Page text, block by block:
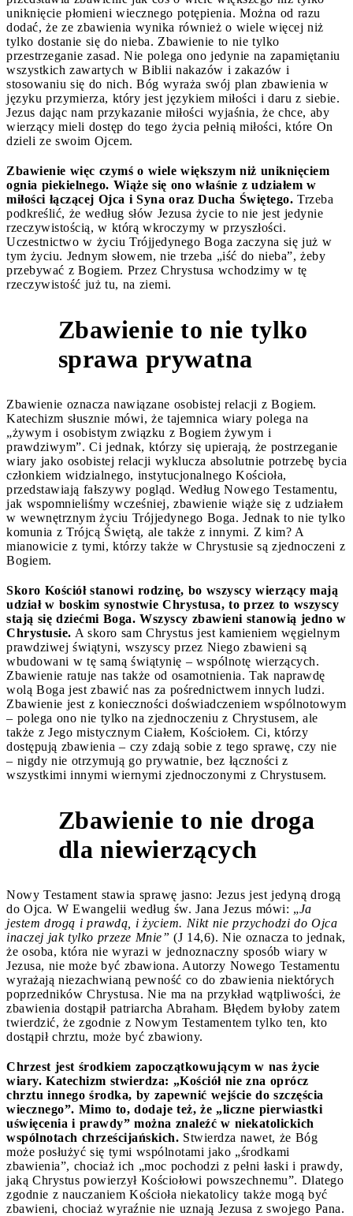
uniknięcie płomieni wiecznego potępienia. Można od razu
dodać, że ze zbawienia wynika również o wiele więcej niż
tylko dostanie się do nieba. Zbawienie to nie tylko
przestrzeganie zasad. Nie polega ono jedynie na zapamiętaniu
wszystkich zawartych w Biblii nakazów i zakazów i
stosowaniu się do nich. Bóg wyraża swój plan zbawienia w
języku przymierza, który jest językiem miłości i daru z siebie.
Jezus dając nam przykazanie miłości wyjaśnia, że chce, aby
wierzący mieli dostęp do tego życia pełnią miłości, które On
dzieli ze swoim Ojcem.
Zbawienie więc czymś o wiele większym niż uniknięciem
ognia piekielnego. Wiąże się ono właśnie z udziałem w
miłości łączącej Ojca i Syna oraz Ducha Świętego. Trzeba
podkreślić, że według słów Jezusa życie to nie jest jedynie
rzeczywistością, w którą wkroczymy w przyszłości.
Uczestnictwo w życiu Trójjedynego Boga zaczyna się już w
tym życiu. Jednym słowem, nie trzeba „iść do nieba”, żeby
przebywać z Bogiem. Przez Chrystusa wchodzimy w tę
rzeczywistość już tu, na ziemi.
Zbawienie to nie tylko
sprawa prywatna
Zbawienie oznacza nawiązane osobistej relacji z Bogiem.
Katechizm słusznie mówi, że tajemnica wiary polega na
„żywym i osobistym związku z Bogiem żywym i
prawdziwym”. Ci jednak, którzy się upierają, że postrzeganie
wiary jako osobistej relacji wyklucza absolutnie potrzebę bycia
członkiem widzialnego, instytucjonalnego Kościoła,
przedstawiają fałszywy pogląd. Według Nowego Testamentu,
jak wspomnieliśmy wcześniej, zbawienie wiąże się z udziałem
w wewnętrznym życiu Trójjedynego Boga. Jednak to nie tylko
komunia z Trójcą Świętą, ale także z innymi. Z kim? A
mianowicie z tymi, którzy także w Chrystusie są zjednoczeni z
Bogiem.
Skoro Kościół stanowi rodzinę, bo wszyscy wierzący mają
udział w boskim synostwie Chrystusa, to przez to wszyscy
stają się dziećmi Boga. Wszyscy zbawieni stanowią jedno w
Chrystusie. A skoro sam Chrystus jest kamieniem węgielnym
prawdziwej świątyni, wszyscy przez Niego zbawieni są
wbudowani w tę samą świątynię – wspólnotę wierzących.
Zbawienie ratuje nas także od osamotnienia. Tak naprawdę
wolą Boga jest zbawić nas za pośrednictwem innych ludzi.
Zbawienie jest z konieczności doświadczeniem wspólnotowym
– polega ono nie tylko na zjednoczeniu z Chrystusem, ale
także z Jego mistycznym Ciałem, Kościołem. Ci, którzy
dostępują zbawienia – czy zdają sobie z tego sprawę, czy nie
– nigdy nie otrzymują go prywatnie, bez łączności z
wszystkimi innymi wiernymi zjednoczonymi z Chrystusem.
Zbawienie to nie droga
dla niewierzących
Nowy Testament stawia sprawę jasno: Jezus jest jedyną drogą
do Ojca. W Ewangelii według św. Jana Jezus mówi: „Ja
jestem drogą i prawdą, i życiem. Nikt nie przychodzi do Ojca
inaczej jak tylko przeze Mnie” (J 14,6). Nie oznacza to jednak,
że osoba, która nie wyrazi w jednoznaczny sposób wiary w
Jezusa, nie może być zbawiona. Autorzy Nowego Testamentu
wyrażają niezachwianą pewność co do zbawienia niektórych
poprzedników Chrystusa. Nie ma na przykład wątpliwości, że
zbawienia dostąpił patriarcha Abraham. Błędem byłoby zatem
twierdzić, że zgodnie z Nowym Testamentem tylko ten, kto
dostąpił chrztu, może być zbawiony.
Chrzest jest środkiem zapoczątkowującym w nas życie
wiary. Katechizm stwierdza: „Kościół nie zna oprócz
chrztu innego środka, by zapewnić wejście do szczęścia
wiecznego”. Mimo to, dodaje też, że „liczne pierwiastki
uświęcenia i prawdy” można znaleźć w niekatolickich
wspólnotach chrześcijańskich. Stwierdza nawet, że Bóg
może posłużyć się tymi wspólnotami jako „środkami
zbawienia”, chociaż ich „moc pochodzi z pełni łaski i prawdy,
jaką Chrystus powierzył Kościołowi powszechnemu”. Dlatego
zgodnie z nauczaniem Kościoła niekatolicy także mogą być
zbawieni, chociaż wyraźnie nie uznają Jezusa z swojego Pana.